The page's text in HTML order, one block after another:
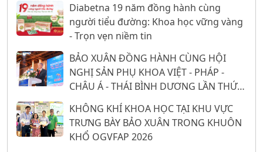
Diabetna 19 năm đồng hành cùng
người tiểu đường: Khoa học vững vàng
- Trọn vẹn niềm tin
BẢO XUÂN ĐỒNG HÀNH CÙNG HỘI
NGHỊ SẢN PHỤ KHOA VIỆT - PHÁP -
CHÂU Á - THÁI BÌNH DƯƠNG LẦN THỨ
26: 16 NĂM KHẲNG ĐỊNH VỊ THẾ TỪ
NỀN TẢNG KHOA HỌC
KHÔNG KHÍ KHOA HỌC TẠI KHU VỰC
TRƯNG BÀY BẢO XUÂN TRONG KHUÔN
KHỔ OGVFAP 2026